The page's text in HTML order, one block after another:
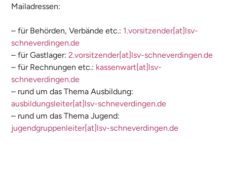
Mailadressen:
– für Behörden, Verbände etc.: 1.vorsitzender[at]lsv-
schneverdingen.de
– für Gastlager:2.vorsitzender[at]lsv-schneverdingen.de
– für Rechnungen etc.: kassenwart[at]lsv-
schneverdingen.de
– rund um das Thema Ausbildung:
ausbildungsleiter[at]lsv-schneverdingen.de
– rund um das Thema Jugend:
jugendgruppenleiter[at]lsv-schneverdingen.de